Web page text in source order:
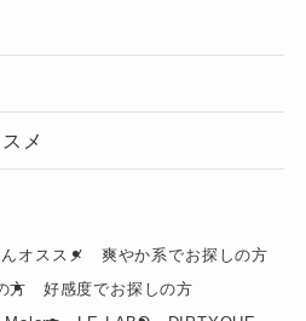
メ
オススメ
爽やか系でお探しの方
方
好感度でお探しの方